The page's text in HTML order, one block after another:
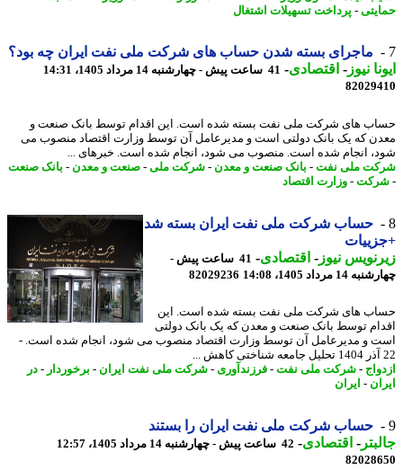
-پرداخت تسهیلات اشتغال
ماجرای بسته شدن حساب های شرکت ملی نفت ایران چه بود؟
نیوز-اقتصادی-41 ساعت پیش - چهارشنبه 14 مرداد 1405، 14:31
های شرکت ملی نفت بسته شده است. این اقدام توسط بانک صنعت و
که یک بانک دولتی است و مدیرعامل آن توسط وزارت اقتصاد منصوب می
انجام شده است. منصوب می شود، انجام شده است. خبرهای ...
ملی نفت -بانک صنعت و معدن-شرکت ملی -صنعت و معدن-بانک صنعت
-وزارت اقتصاد
حساب شرکت ملی نفت ایران بسته شد
نیوز-اقتصادی-
41 ساعت پیش -
مرداد 1405، 14:08
82029236
های شرکت ملی نفت بسته شده است. این
توسط بانک صنعت و معدن که یک بانک دولتی
و مدیرعامل آن توسط وزارت اقتصاد منصوب می شود، انجام شده است. -
-شرکت ملی نفت -فرزندآوری - شرکت ملی نفت ایران - برخوردار-در
- ایران
حساب شرکت ملی نفت ایران را بستند
-اقتصادی-42 ساعت پیش - چهارشنبه 14 مرداد 1405، 12:57